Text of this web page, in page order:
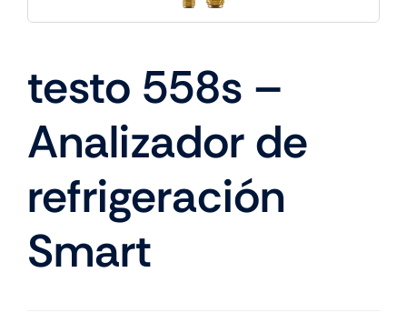
testo 558s –
Analizador de
refrigeración
Smart